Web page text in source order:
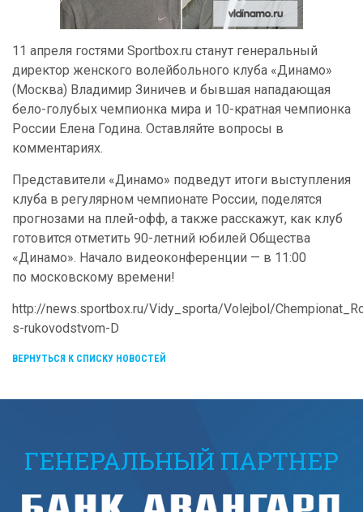
11 апреля гостями Sportbox.ru станут генеральный
директор женского волейбольного клуба «Динамо»
(Москва) Владимир Зиничев и бывшая нападающая
бело-голубых чемпионка мира и 10-кратная чемпионка
России Елена Година. Оставляйте вопросы в
комментариях.
Представители «Динамо» подведут итоги выступления
клуба в регулярном чемпионате России, поделятся
прогнозами на плей-офф, а также расскажут, как клуб
готовится отметить 90-летний юбилей Общества
«Динамо». Начало видеоконференции — в 11:00
по московскому времени!
http://news.sportbox.ru/Vidy_sporta/Volejbol/
s-rukovodstvom-D
ВЕРНУТЬСЯ К СПИСКУ НОВОСТЕЙ
ГЕНЕРАЛЬНЫЙ ПАРТНЕР